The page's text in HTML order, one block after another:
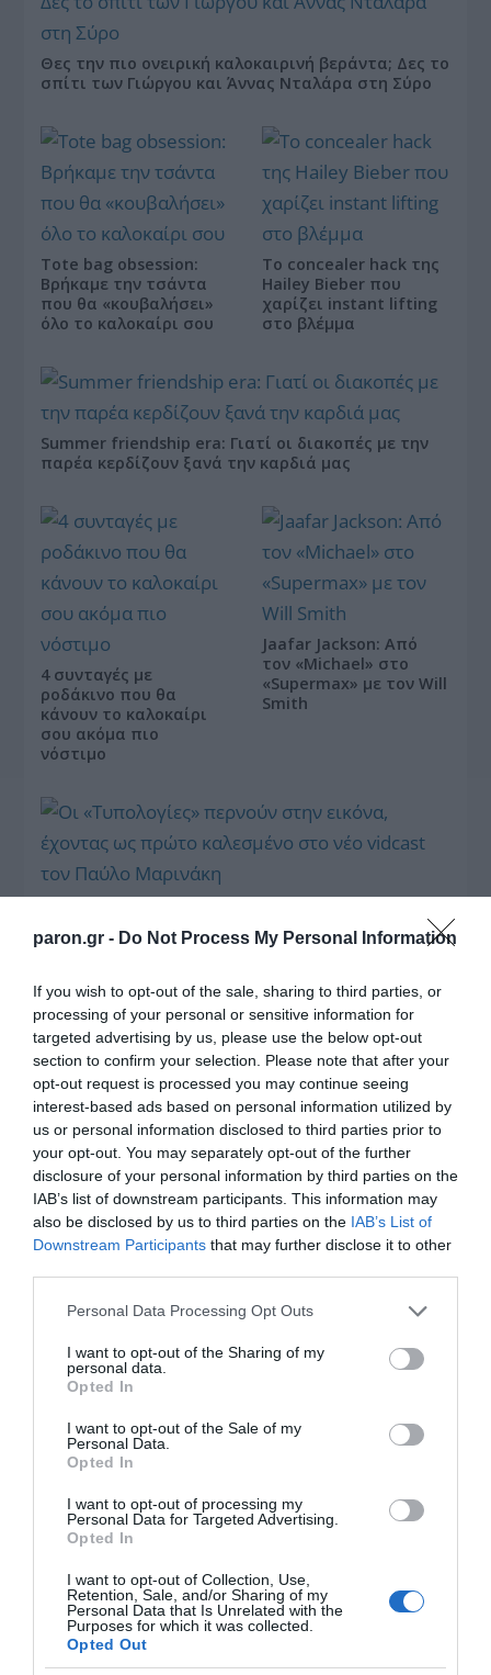
paron.gr - Do Not Process My Personal Information
If you wish to opt-out of the sale, sharing to third parties, or
processing of your personal or sensitive information for
targeted advertising by us, please use the below opt-out
section to confirm your selection. Please note that after your
opt-out request is processed you may continue seeing
interest-based ads based on personal information utilized by
us or personal information disclosed to third parties prior to
your opt-out. You may separately opt-out of the further
disclosure of your personal information by third parties on the
IAB’s list of downstream participants. This information may
also be disclosed by us to third parties on the IAB’s List of
Downstream Participants that may further disclose it to other
Please note that this website/app uses one or more Google
not limited to your visit or usage behaviour. You may click to
grant or deny consent to Google and its third-party tags to
use your data for below specified purposes in below Google
consent section.
Personal Data Processing Opt Outs
I want to opt-out of the Sharing of my
personal data.
Opted In
I want to opt-out of the Sale of my
Personal Data.
Opted In
I want to opt-out of processing my
Personal Data for Targeted Advertising.
Opted In
I want to opt-out of Collection, Use,
Retention, Sale, and/or Sharing of my
Personal Data that Is Unrelated with the
Purposes for which it was collected.
Opted Out
Θες την πιο ονειρική καλοκαιρινή βεράντα; Δες το
σπίτι των Γιώργου και Άννας Νταλάρα στη Σύρο
Tote bag obsession:
Βρήκαμε την τσάντα
που θα «κουβαλήσει»
όλο το καλοκαίρι σου
Το concealer hack της
Hailey Bieber που
χαρίζει instant lifting
στο βλέμμα
Summer friendship era: Γιατί οι διακοπές με την
παρέα κερδίζουν ξανά την καρδιά μας
4 συνταγές με
ροδάκινο που θα
κάνουν το καλοκαίρι
σου ακόμα πιο
νόστιμο
Jaafar Jackson: Από
τον «Michael» στο
«Supermax» με τον Will
Smith
ως πρώτο καλεσμένο στο νέο vidcast τον Παύλο
Μαρινάκη
Τηλεοπτικά
Ψηφιακοί Πόλεμοι και
Αλλαγών: Η Εβδομάδα
που Ανακάτεψε την
Τράπουλα των
«Τυπολογίες» στο
YouTube: Ο Δήμος
Βερύκιος ανοίγει τα
χαρτιά του – Vidcast
ΤΣΟΥΝΑΜΙ ψηφιακής οργής… συμπαρασύρει την